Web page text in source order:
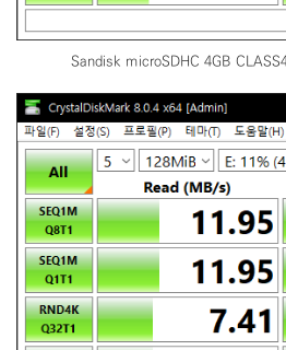
Sandisk microSDHC 4GB CLASS4